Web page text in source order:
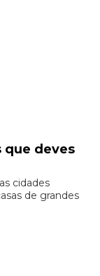
que deves
cidades
de grandes